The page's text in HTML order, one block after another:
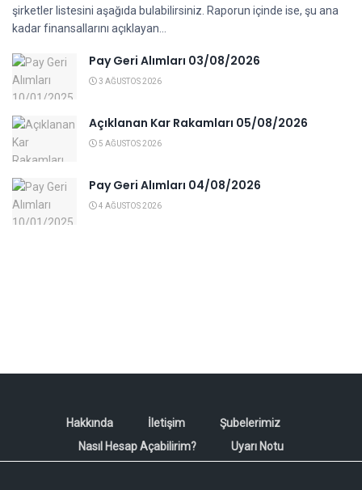
şirketler listesini aşağıda bulabilirsiniz. Raporun içinde ise, şu ana
kadar finansallarını açıklayan...
Pay Geri Alımları 03/08/2026
3 AĞUSTOS 2026
Açıklanan Kar Rakamları 05/08/2026
5 AĞUSTOS 2026
Pay Geri Alımları 04/08/2026
4 AĞUSTOS 2026
Hakkında İletişim
Şubelerimiz
Nasıl Hesap Açabilirim?
Uyarı Notu